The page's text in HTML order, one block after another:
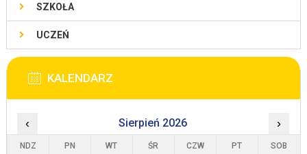
SZKOŁA
UCZEŃ
KALENDARZ
‹ Sierpień 2026 ›
NDZ PN WT ŚR CZW PT SOB